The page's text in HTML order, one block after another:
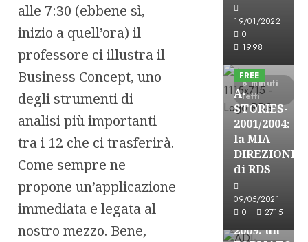
alle 7:30 (ebbene sì,
inizio a quell’ora) il
professore ci illustra il
Business Concept, uno
degli strumenti di
analisi più importanti
tra i 12 che ci trasferirà.
Come sempre ne
propone un’applicazione
immediata e legata al
nostro mezzo. Bene,
19/01/2022
0
1998
8 minuti
letti
A-Stories
FREE
A-
STORIES-
2001/2004:
la MIA
DIREZIONE
di RDS
09/05/2021
0
2715
A-Stories
Formazione
A-
STORIES-
2009: un